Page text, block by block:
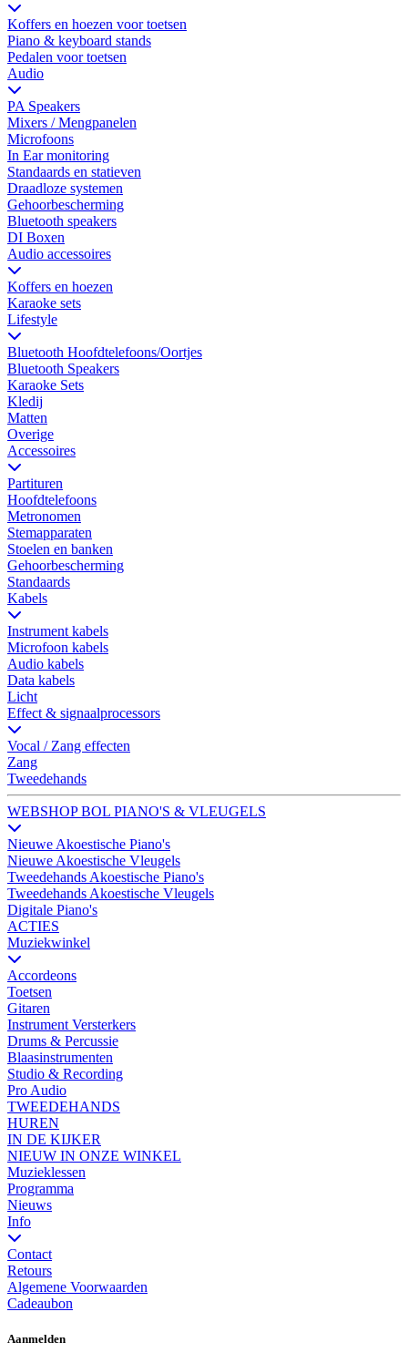
Koffers en hoezen voor toetsen
Piano & keyboard stands
Pedalen voor toetsen
Audio
PA Speakers
Mixers / Mengpanelen
Microfoons
In Ear monitoring
Standaards en statieven
Draadloze systemen
Gehoorbescherming
Bluetooth speakers
DI Boxen
Audio accessoires
Koffers en hoezen
Karaoke sets
Lifestyle
Bluetooth Hoofdtelefoons/Oortjes
Bluetooth Speakers
Karaoke Sets
Kledij
Matten
Overige
Accessoires
Partituren
Hoofdtelefoons
Metronomen
Stemapparaten
Stoelen en banken
Gehoorbescherming
Standaards
Kabels
Instrument kabels
Microfoon kabels
Audio kabels
Data kabels
Licht
Effect & signaalprocessors
Vocal / Zang effecten
Zang
Tweedehands
WEBSHOP BOL PIANO'S & VLEUGELS
Nieuwe Akoestische Piano's
Nieuwe Akoestische Vleugels
Tweedehands Akoestische Piano's
Tweedehands Akoestische Vleugels
Digitale Piano's
ACTIES
Muziekwinkel
Accordeons
Toetsen
Gitaren
Instrument Versterkers
Drums & Percussie
Blaasinstrumenten
Studio & Recording
Pro Audio
TWEEDEHANDS
HUREN
IN DE KIJKER
NIEUW IN ONZE WINKEL
Muzieklessen
Programma
Nieuws
Info
Contact
Retours
Algemene Voorwaarden
Cadeaubon
Aanmelden